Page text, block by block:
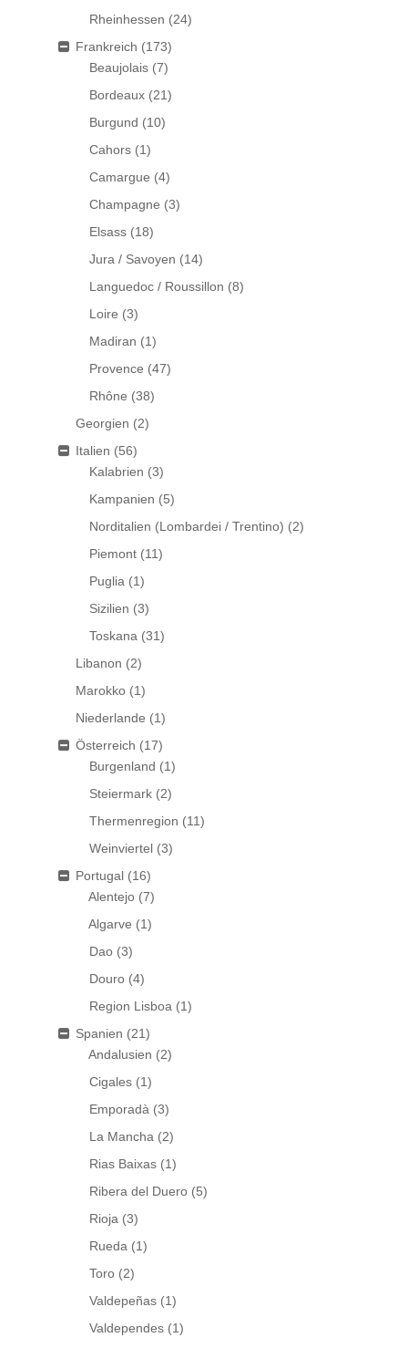
Rheinhessen (24)
Frankreich (173)
Beaujolais (7)
Bordeaux (21)
Burgund (10)
Cahors (1)
Camargue (4)
Champagne (3)
Elsass (18)
Jura / Savoyen (14)
Languedoc / Roussillon (8)
Loire (3)
Madiran (1)
Provence (47)
Rhône (38)
Georgien (2)
Italien (56)
Kalabrien (3)
Kampanien (5)
Norditalien (Lombardei / Trentino) (2)
Piemont (11)
Puglia (1)
Sizilien (3)
Toskana (31)
Libanon (2)
Marokko (1)
Niederlande (1)
Österreich (17)
Burgenland (1)
Steiermark (2)
Thermenregion (11)
Weinviertel (3)
Portugal (16)
Alentejo (7)
Algarve (1)
Dao (3)
Douro (4)
Region Lisboa (1)
Spanien (21)
Andalusien (2)
Cigales (1)
Emporadà (3)
La Mancha (2)
Rias Baixas (1)
Ribera del Duero (5)
Rioja (3)
Rueda (1)
Toro (2)
Valdepeñas (1)
Valdependes (1)